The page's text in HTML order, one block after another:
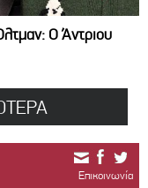
Ο Άντριου
Επικοινωνία